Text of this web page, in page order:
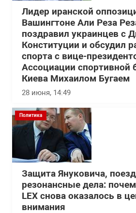
Лидер иранской
Вашингтоне Али Реза
поздравил украинцев с
Конституции и обсудил
спорта с вице-
Ассоциации спортивной
Киева Михаилом Бугаем
28 июня, 14:49
Политика
Защита Януковича,
резонансные дела:
LEX снова оказалось в
внимания